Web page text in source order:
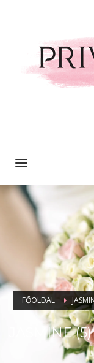
FŐOLDAL
JASMINE